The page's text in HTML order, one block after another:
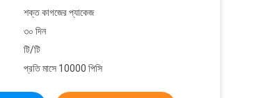
শক্ত কাগজের প্যাকেজ
৩০ দিন
টি/টি
প্রতি মাসে 10000 পিসি